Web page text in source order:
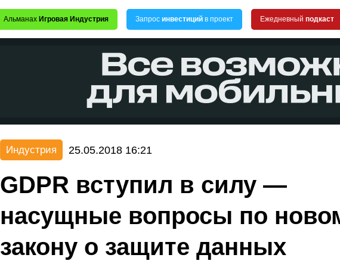
Альманах Игровая Индустрия Запрос инвестиций в проект Ежедневный подкаст
Индустрия 25.05.2018 16:21
GDPR вступил в силу —
насущные вопросы по
закону о защите данных